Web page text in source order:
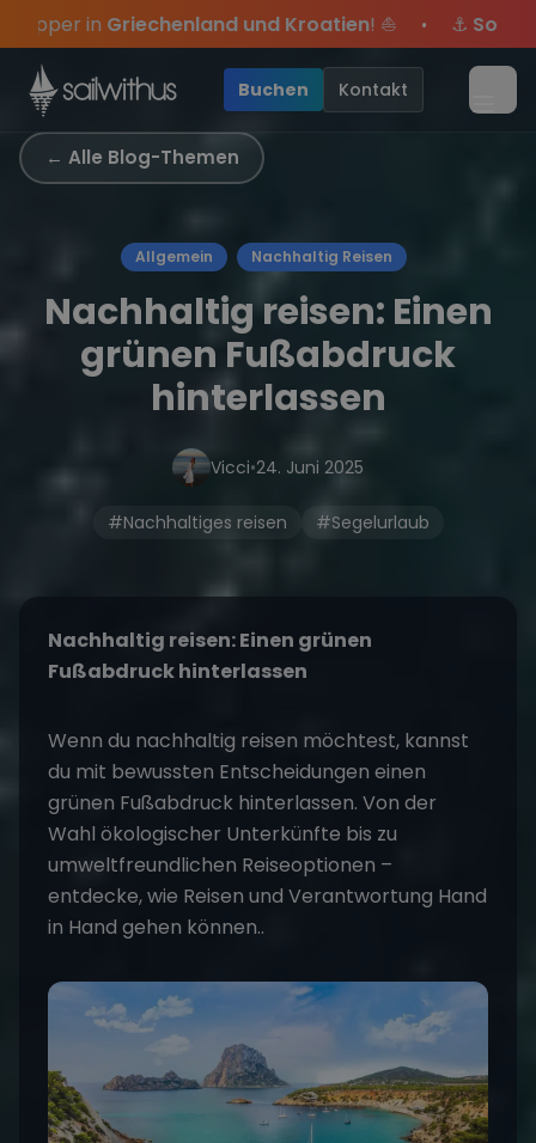
Skip to content
Kroatien! ⛵ • ⚓Sommer-Special: Mit Code
Sichere Dir jetztDein Meilenbuch und Deine
Angebote mehr Sowie20€ Rabatt auf deinen
sei dabei. Season Closing Party 2026!Die
Buchen Kontakt
← Alle Blog-Themen
Allgemein Nachhaltig Reisen
Nachhaltig reisen: Einen
grünen Fußabdruck
hinterlassen
Vicci•24. Juni 2025
#Nachhaltiges reisen #Segelurlaub
Nachhaltig reisen: Einen grünen
Fußabdruck hinterlassen
Wenn du nachhaltig reisen möchtest, kannst
du mit bewussten Entscheidungen einen
grünen Fußabdruck hinterlassen. Von der
Wahl ökologischer Unterkünfte bis zu
umweltfreundlichen Reiseoptionen –
entdecke, wie Reisen und Verantwortung Hand
in Hand gehen können..